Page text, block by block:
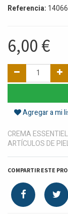
Referencia:
6,00 €
Agregar a mi
CREMA
ARTÍCULOS DE
COMPARTIR ESTE